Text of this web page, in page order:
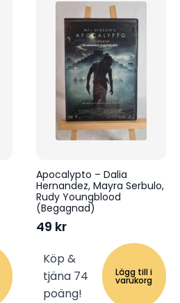
Apocalypto – Dalia
Hernandez, Mayra Serbulo,
Rudy Youngblood
(Begagnad)
49 kr
Köp &
tjäna 74
poäng!
Lägg till i
varukorg